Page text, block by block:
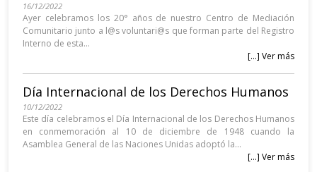
16/12/2022
Ayer celebramos los 20° años de nuestro Centro de Mediación
Comunitario junto a l@s voluntari@s que forman parte del Registro
Interno de esta...
[...] Ver más
Día Internacional de los Derechos Humanos
10/12/2022
Este día celebramos el Día Internacional de los Derechos Humanos
en conmemoración al 10 de diciembre de 1948 cuando la
Asamblea General de las Naciones Unidas adoptó la...
[...] Ver más